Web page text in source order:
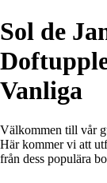
Sol de
Vanliga
Välkommen till vår
Här kommer vi att
från dess populära